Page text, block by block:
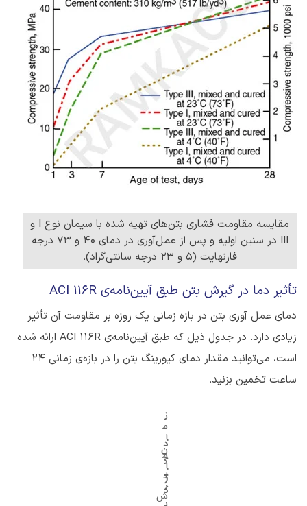
مقایسه مقاومت فشاری بتن‌های تهیه شده با سیمان نوع I و
III در سنین اولیه و پس از عمل‌آوری در دمای 40 و 73 درجه
فارنهایت (5 و 23 درجه سانتی‌گراد).
تأثیر دما در گیرش بتن طبق آیین‌نامه‌ی ACI 116R
دمای عمل آوری بتن در بازه زمانی یک روزه بر مقاومت آن تأثیر
زیادی دارد. در جدول ذیل که طبق آیین‌نامه‌ی ACI 116R ارائه شده
است، می‌توانید مقدار دمای کیورینگ بتن را در بازه‌ی زمانی 24
ساعت تخمین بزنید.
ز
م
ا
ن
گ
ی
ر
ش
د
م
ا
(
د
ر